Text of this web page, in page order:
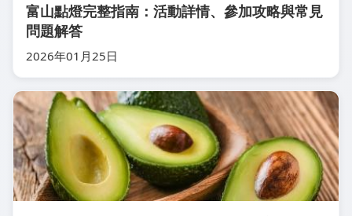
富山點燈完整指南：活動詳情、參加攻略與常見
問題解答
2026年01月25日